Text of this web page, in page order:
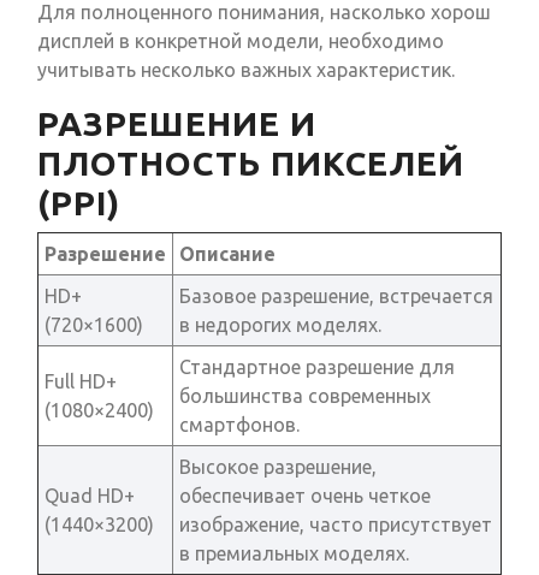
Для полноценного понимания, насколько хорош
дисплей в конкретной модели, необходимо
учитывать несколько важных характеристик.
РАЗРЕШЕНИЕ И
ПЛОТНОСТЬ ПИКСЕЛЕЙ
(PPI)
Разрешение
Описание
HD+
(720×1600)
Базовое разрешение, встречается
в недорогих моделях.
Full HD+
(1080×2400)
Стандартное разрешение для
большинства современных
смартфонов.
Quad HD+
(1440×3200)
Высокое разрешение,
обеспечивает очень четкое
изображение, часто присутствует
в премиальных моделях.